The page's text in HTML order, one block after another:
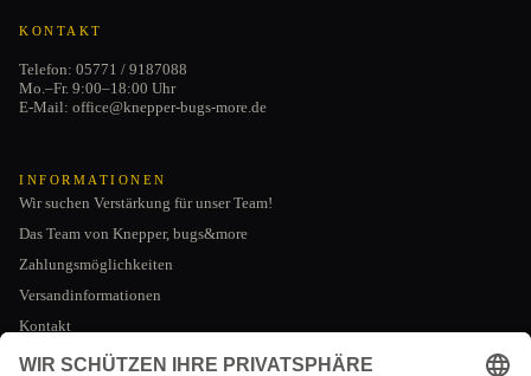
KONTAKT
Telefon: 05771 / 9187088
Mo.–Fr. 9:00–18:00 Uhr
E-Mail: office@knepper-bugs-more.de
INFORMATIONEN
Wir suchen Verstärkung für unser Team!
Das Team von Knepper, bugs&more
Zahlungsmöglichkeiten
Versandinformationen
Kontakt